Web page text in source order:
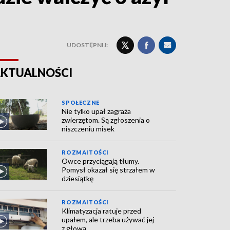
UDOSTĘPNIJ:
SPOŁECZNE
Nie tylko upał zagraża
zwierzętom. Są zgłoszenia o
niszczeniu misek
ROZMAITOŚCI
Owce przyciągają tłumy.
Pomysł okazał się strzałem w
dziesiątkę
ROZMAITOŚCI
Klimatyzacja ratuje przed
upałem, ale trzeba używać jej
z głową